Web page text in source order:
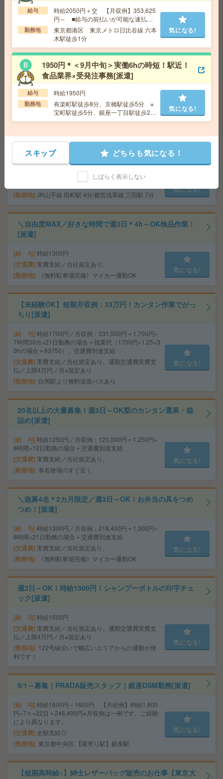
給与の前払いが可能な速払いサービスあり
交通費 交通費支給あり
勤務地 東京都千代田区 中央・総武線各停 飯田橋駅
徒歩7分
気になる!
座り仕事！給与即払いOK！高時給！卓球ラケットの製造
[派遣]
給 与 時給1600円
交通費 交通費支給有り
新所沢駅～バス15分 ※送迎有り
気になる!
＼完全在宅／週2日～＊1日4h～！オンライン講座の受
付！時給2400円[派遣]
時給2400円＋交
交通費実費支給（当社規定あり）
勤務地 JR山手線 田町駅 4分/都営浅草線 三田駅 7分
気になる!
＼自由度MAX／好きな時間で週3日＊4h～OK検品作業！
[派遣]
給 与 時給1300円
交通費 実費支給／当社規定あり。
勤務地 《無料駐車場完備》マイカー通勤OK
気になる!
【未経験OK】短期月収例：33万円！カンタン作業でがっ
ちり[派遣]
給 与 時給1700円／月収例：331,500円＝1,700円×
7時間30分×21日勤務の場合＋残業代（1700円×1.25×3
0hの場合＝63750）、交通費別途支給
交通費 実費支給／当社規定あり。通勤交通費実費支
払／上限4万円／月※規定あり
勤務地 白岡駅より無料送迎バスあり
気になる!
20名以上の大量募集！週3日～OK梨のカンタン選果・箱
詰め[派遣]
給 与 時給1250円／月収例：120,000円＝1,250円×
8時間×12日勤務の場合＋交通費別途支給
交通費 実費支給／当社規定あり。
勤務地 有名牧場のすぐ近く
気になる!
＼急募4名＊2カ月限定／週3日～OK！お弁当の具をつめ
つめ！[派遣]
給 与 時給1300円／月収例：218,400円＝1,300円×
8時間×21日勤務の場合＋交通費別途支給
交通費 実費支給／当社規定あり。
勤務地 《無料駐車場完備》マイカー通勤OK
気になる!
週2日～OK！時給1500円！シャンプーボトルの印字チェ
ック[派遣]
給 与 時給1500円
交通費 実費支給／当社規定あり。通勤交通費実費支
払／上限4万円／月※規定あり
勤務地
122号線沿いで幅広いエリアからの通勤が便
利です！
気になる!
9/1～募集｜PRADA販売スタッフ｜銀座DSM勤務[派遣]
給 与 時給1600円～1600円 【月給例】時給1,600
円×7ｈ×22日＝246,400円※月収例は一例です。ご経験
により異なります。
交通費 全額支給◎
勤務地 東京都中央区 【最寄り駅】銀座駅
気になる!
【短期高時給○】紳士レザーバッグ販売のお仕事【東京大
給与
時給2050円＋交 【月収例】353,625
円～ ■給与の前払いが可能な速払い
サービスあり
勤務地
東京都港区 東京メトロ日比谷線 六本
木駅徒歩1分
気になる!
1950円＊＜9月中旬＞実働6hの時短！駅近！
食品業界×受発注事務[派遣]
給与 時給1950円
勤務地
有楽町駅徒歩8分、京橋駅徒歩5分 ※
宝町駅徒歩5分、銀座一丁目駅徒歩2
分、銀座駅徒歩10分
気になる!
スキップ どちらも気になる！
しばらく表示しない